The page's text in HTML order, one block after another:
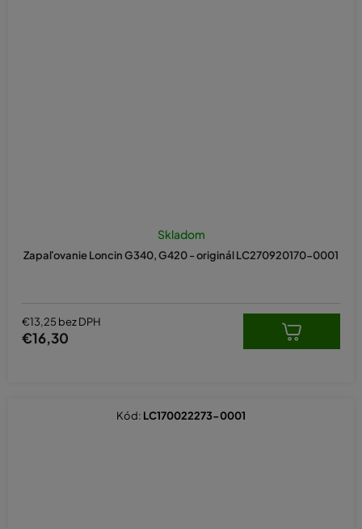
Zapaľovanie Loncin G340, G420 - originál LC270920170-0001
Skladom
€13,25 bez DPH
€16,30
Kód: LC170022273-0001